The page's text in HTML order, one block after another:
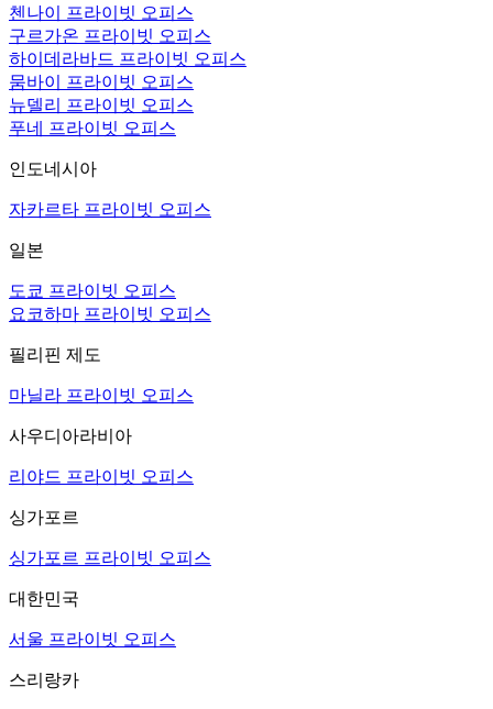
첸나이 프라이빗 오피스
구르가온 프라이빗 오피스
하이데라바드 프라이빗 오피스
뭄바이 프라이빗 오피스
뉴델리 프라이빗 오피스
푸네 프라이빗 오피스
인도네시아
자카르타 프라이빗 오피스
일본
도쿄 프라이빗 오피스
요코하마 프라이빗 오피스
필리핀 제도
마닐라 프라이빗 오피스
사우디아라비아
리야드 프라이빗 오피스
싱가포르
싱가포르 프라이빗 오피스
대한민국
서울 프라이빗 오피스
스리랑카